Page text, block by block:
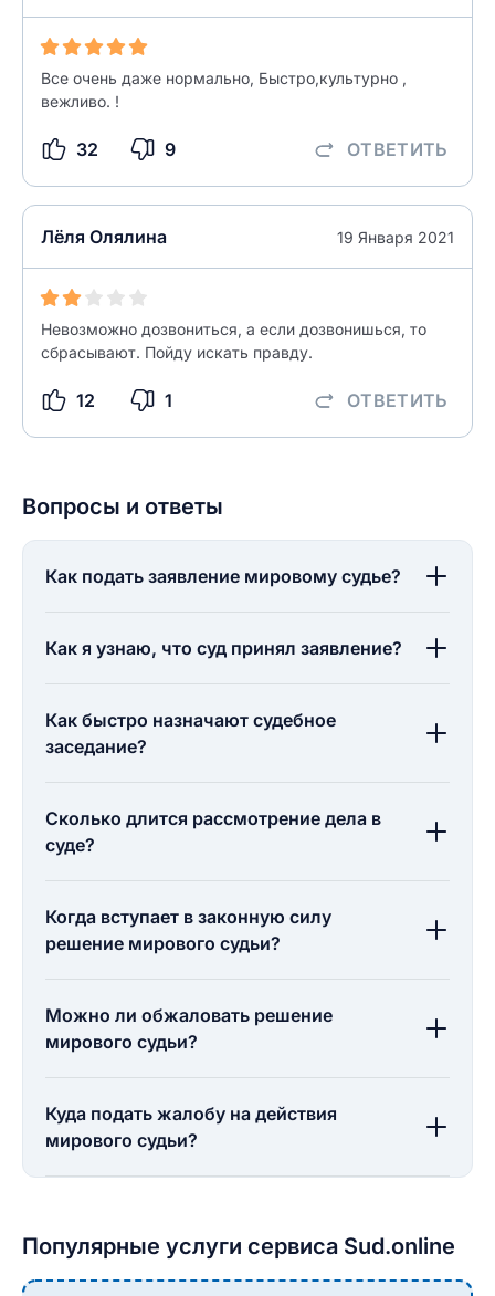
Все очень даже нормально, Быстро,культурно ,
вежливо. !
32 9 ОТВЕТИТЬ
Лёля Олялина 19 Января 2021
Невозможно дозвониться, а если дозвонишься, то
сбрасывают. Пойду искать правду.
12 1 ОТВЕТИТЬ
Вопросы и ответы
Как подать заявление мировому судье?
Как я узнаю, что суд принял заявление?
Как быстро назначают судебное
заседание?
Сколько длится рассмотрение дела в
суде?
Когда вступает в законную силу
решение мирового судьи?
Можно ли обжаловать решение
мирового судьи?
Куда подать жалобу на действия
мирового судьи?
Популярные услуги сервиса Sud.online